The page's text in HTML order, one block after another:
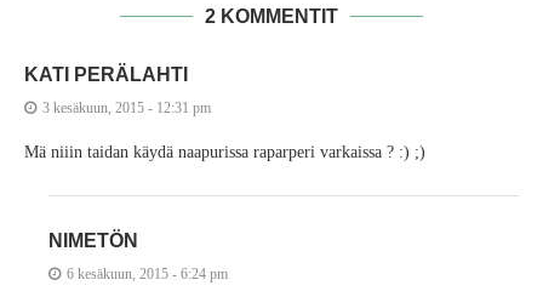
2 KOMMENTIT
KATI PERÄLAHTI
3 kesäkuun, 2015 - 12:31 pm
Mä niiin taidan käydä naapurissa raparperi varkaissa ? :) ;)
NIMETÖN
6 kesäkuun, 2015 - 6:24 pm